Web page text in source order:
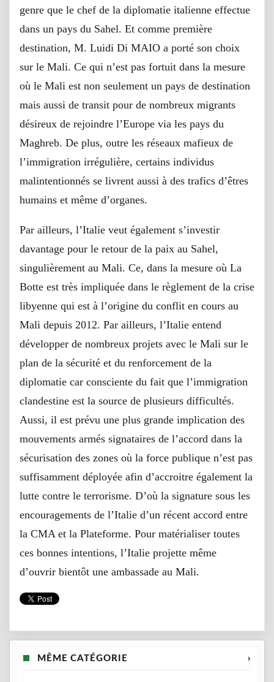
genre que le chef de la diplomatie italienne effectue
dans un pays du Sahel. Et comme première
destination, M. Luidi Di MAIO a porté son choix
sur le Mali. Ce qui n’est pas fortuit dans la mesure
où le Mali est non seulement un pays de destination
mais aussi de transit pour de nombreux migrants
désireux de rejoindre l’Europe via les pays du
Maghreb. De plus, outre les réseaux mafieux de
l’immigration irrégulière, certains individus
malintentionnés se livrent aussi à des trafics d’êtres
humains et même d’organes.
Par ailleurs, l’Italie veut également s’investir
davantage pour le retour de la paix au Sahel,
singulièrement au Mali. Ce, dans la mesure où La
Botte est très impliquée dans le règlement de la crise
libyenne qui est à l’origine du conflit en cours au
Mali depuis 2012. Par ailleurs, l’Italie entend
développer de nombreux projets avec le Mali sur le
plan de la sécurité et du renforcement de la
diplomatie car consciente du fait que l’immigration
clandestine est la source de plusieurs difficultés.
Aussi, il est prévu une plus grande implication des
mouvements armés signataires de l’accord dans la
sécurisation des zones où la force publique n’est pas
suffisamment déployée afin d’accroitre également la
lutte contre le terrorisme. D’où la signature sous les
encouragements de l’Italie d’un récent accord entre
la CMA et la Plateforme. Pour matérialiser toutes
ces bonnes intentions, l’Italie projette même
d’ouvrir bientôt une ambassade au Mali.
MÊME CATÉGORIE ›